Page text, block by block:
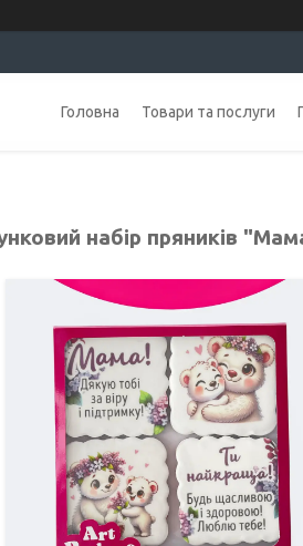
Головна Товари та послуги
набір пряників